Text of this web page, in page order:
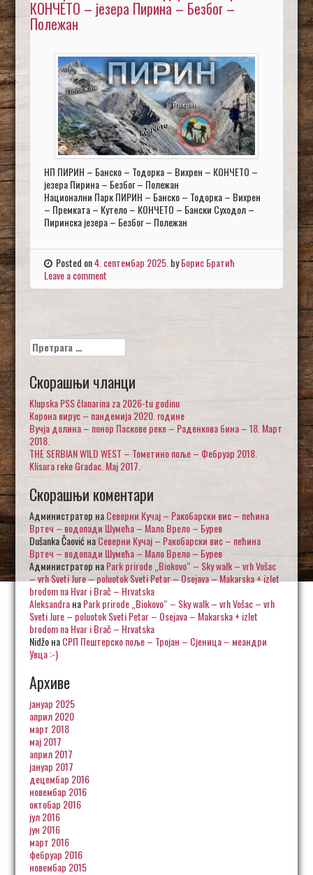
КОНЧЕТО – језера Пирина – Безбог –
Полежан
НП ПИРИН – Банско – Тодорка – Вихрен – КОНЧЕТО –
језера Пирина – Безбог – Полежан
Национални Парк ПИРИН – Банско – Тодорка – Вихрен
– Премката – Кутело – КОНЧЕТО – Бански Суходол –
Пиринска језера – Безбог – Полежан
Posted on4. септембар 2025. byБорис Братић
Leave a comment
Претрага
за:
Скорашњи чланци
Klupska PSS članarina za 2026-tu godinu
Корона вирус – пандемија 2020. године
Вучја долина – понор Паскове реке – Раденкова бина – 18. Март
2018.
THE SERBIAN WILD WEST – Тометино поље – Фебруар 2018.
Klisura reke Gradac. Maj 2017.
Скорашњи коментари
Администратор наСеверни Кучај – Ракобарски вис – пећина
Вртеч – водопади Шумећа – Мало Врело – Бурев
Dušanka ČaovićнаСеверни Кучај – Ракобарски вис – пећина
Вртеч – водопади Шумећа – Мало Врело – Бурев
Администратор наPark prirode „Biokovo“ – Sky walk – vrh Vošac
– vrh Sveti Jure – poluotok Sveti Petar – Osejava – Makarska + izlet
brodom na Hvar i Brač – Hrvatska
AleksandraнаPark prirode „Biokovo“ – Sky walk – vrh Vošac – vrh
Sveti Jure – poluotok Sveti Petar – Osejava – Makarska + izlet
brodom na Hvar i Brač – Hrvatska
NidžoнаСРП Пештерско поље – Тројан – Сјеница – меандри
Увца :-)
Архиве
јануар 2025
април 2020
март 2018
мај 2017
април 2017
јануар 2017
децембар 2016
новембар 2016
октобар 2016
јул 2016
јун 2016
март 2016
фебруар 2016
новембар 2015